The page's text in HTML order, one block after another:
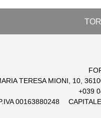
TERESA MIONI, 10,
+039
00163880248